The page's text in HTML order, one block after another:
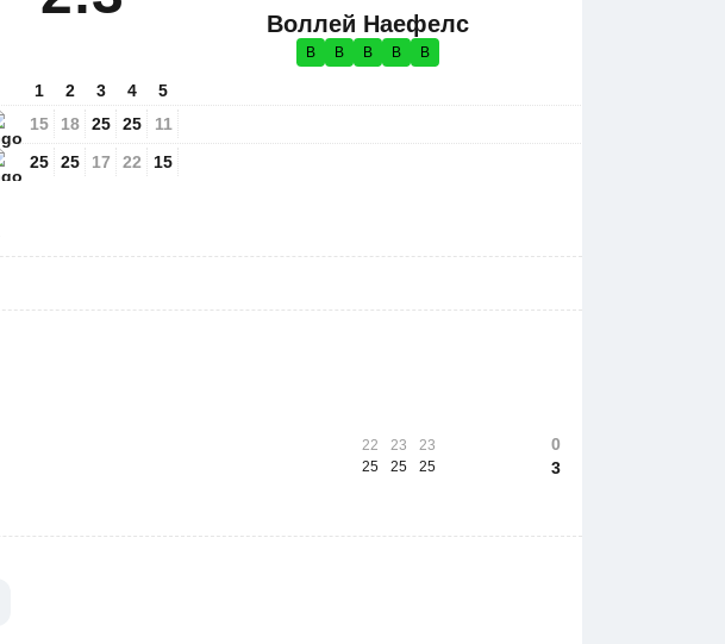
Воллей Наефелс
В В В В В
1
15
25
2
18
25
3
25
17
4
25
22
5
11
15
22
25
23
25
23
25
0
3